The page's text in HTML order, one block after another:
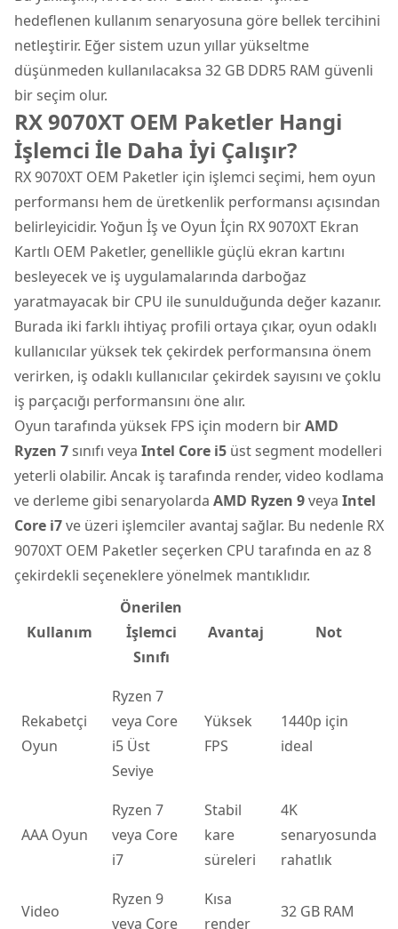
hedeflenen kullanım senaryosuna göre bellek tercihini
netleştirir. Eğer sistem uzun yıllar yükseltme
düşünmeden kullanılacaksa 32 GB DDR5 RAM güvenli
bir seçim olur.
RX 9070XT OEM Paketler Hangi
İşlemci İle Daha İyi Çalışır?
RX 9070XT OEM Paketler için işlemci seçimi, hem oyun
performansı hem de üretkenlik performansı açısından
belirleyicidir. Yoğun İş ve Oyun İçin RX 9070XT Ekran
Kartlı OEM Paketler, genellikle güçlü ekran kartını
besleyecek ve iş uygulamalarında darboğaz
yaratmayacak bir CPU ile sunulduğunda değer kazanır.
Burada iki farklı ihtiyaç profili ortaya çıkar, oyun odaklı
kullanıcılar yüksek tek çekirdek performansına önem
verirken, iş odaklı kullanıcılar çekirdek sayısını ve çoklu
iş parçacığı performansını öne alır.
Oyun tarafında yüksek FPS için modern birAMD
Ryzen 7sınıfı veya Intel Core i5 üst segment modelleri
yeterli olabilir. Ancak iş tarafında render, video kodlama
ve derleme gibi senaryolarda AMD Ryzen 9veya Intel
Core i7ve üzeri işlemciler avantaj sağlar. Bu nedenle RX
9070XT OEM Paketler seçerken CPU tarafında en az 8
çekirdekli seçeneklere yönelmek mantıklıdır.
Kullanım
Önerilen
İşlemci
Sınıfı
Avantaj Not
Rekabetçi
Oyun
Ryzen 7
veya Core
i5 Üst
Seviye
Yüksek
FPS
1440p için
ideal
AAA Oyun
Ryzen 7
veya Core
i7
Stabil
kare
süreleri
4K
senaryosunda
rahatlık
Video
Ryzen 9
veya Core
Kısa
render
32 GB RAM